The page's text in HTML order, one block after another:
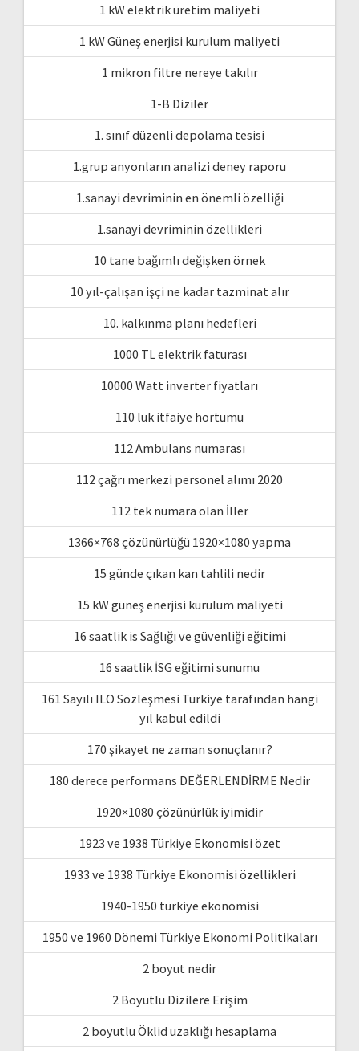
1 kW elektrik üretim maliyeti
1 kW Güneş enerjisi kurulum maliyeti
1 mikron filtre nereye takılır
1-B Diziler
1. sınıf düzenli depolama tesisi
1.grup anyonların analizi deney raporu
1.sanayi devriminin en önemli özelliği
1.sanayi devriminin özellikleri
10 tane bağımlı değişken örnek
10 yıl-çalışan işçi ne kadar tazminat alır
10. kalkınma planı hedefleri
1000 TL elektrik faturası
10000 Watt inverter fiyatları
110 luk itfaiye hortumu
112 Ambulans numarası
112 çağrı merkezi personel alımı 2020
112 tek numara olan İller
1366×768 çözünürlüğü 1920×1080 yapma
15 günde çıkan kan tahlili nedir
15 kW güneş enerjisi kurulum maliyeti
16 saatlik is Sağlığı ve güvenliği eğitimi
16 saatlik İSG eğitimi sunumu
161 Sayılı ILO Sözleşmesi Türkiye tarafından hangi
yıl kabul edildi
170 şikayet ne zaman sonuçlanır?
180 derece performans DEĞERLENDİRME Nedir
1920×1080 çözünürlük iyimidir
1923 ve 1938 Türkiye Ekonomisi özet
1933 ve 1938 Türkiye Ekonomisi özellikleri
1940-1950 türkiye ekonomisi
1950 ve 1960 Dönemi Türkiye Ekonomi Politikaları
2 boyut nedir
2 Boyutlu Dizilere Erişim
2 boyutlu Öklid uzaklığı hesaplama